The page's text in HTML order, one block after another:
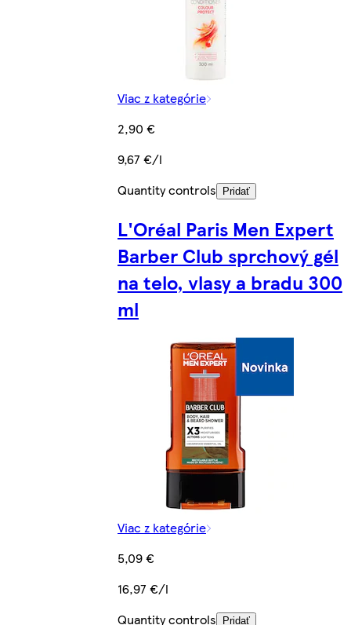
Viac z kategórie
2,90 €
9,67 €/l
Quantity controls
Pridať
L'Oréal Paris Men Expert
Barber Club sprchový gél
na telo, vlasy a bradu 300
ml
Viac z kategórie
5,09 €
16,97 €/l
Quantity controls
Pridať